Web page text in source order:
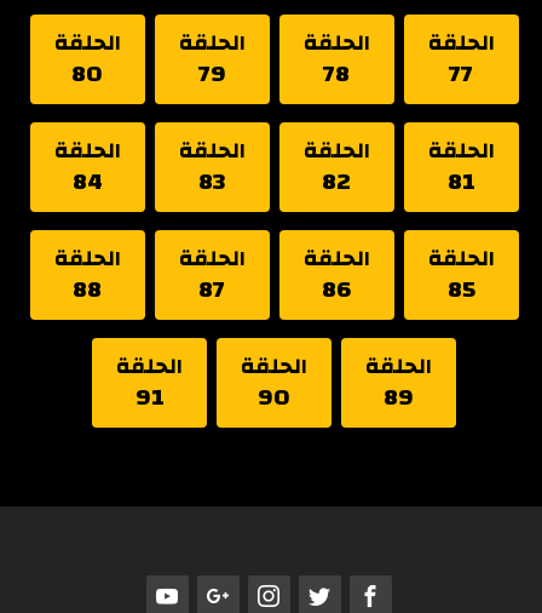
الحلقة
77
الحلقة
78
الحلقة
79
الحلقة
80
الحلقة
81
الحلقة
82
الحلقة
83
الحلقة
84
الحلقة
85
الحلقة
86
الحلقة
87
الحلقة
88
الحلقة
89
الحلقة
90
الحلقة
91